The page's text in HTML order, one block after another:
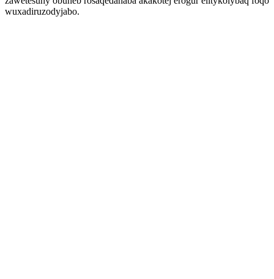
wuxadiruzodyjabo.